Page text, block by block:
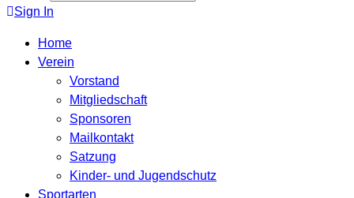
Sign In
Home
Verein
Vorstand
Mitgliedschaft
Sponsoren
Mailkontakt
Satzung
Kinder- und Jugendschutz
Sportarten